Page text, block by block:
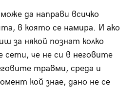
да направи всичко
в която се намира. И ако
за някой познат колко
сети, че не си в неговите
травми, среда и
кой знае, дано не се